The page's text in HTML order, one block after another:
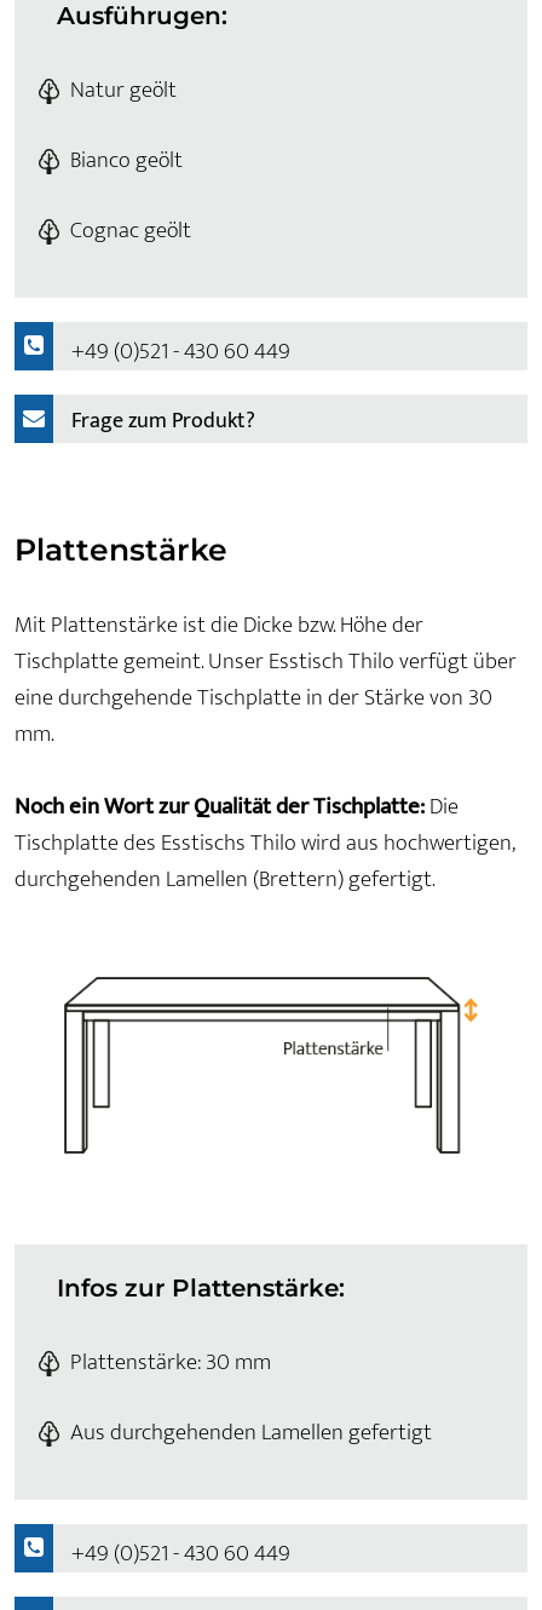
Ausführugen:
Natur geölt
Bianco geölt
Cognac geölt
+49 (0)521 - 430 60 449
Frage zum Produkt?
Plattenstärke
Mit Plattenstärke ist die Dicke bzw. Höhe der
Tischplatte gemeint. Unser Esstisch Thilo verfügt über
eine durchgehende Tischplatte in der Stärke von 30
mm.
Noch ein Wort zur Qualität der Tischplatte:Die
Tischplatte des Esstischs Thilo wird aus hochwertigen,
durchgehenden Lamellen (Brettern) gefertigt.
Infos zur Plattenstärke:
Plattenstärke: 30 mm
Aus durchgehenden Lamellen gefertigt
+49 (0)521 - 430 60 449